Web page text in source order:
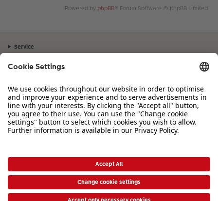
Powered by phpBB® Forum Software © phpBB Limited
Service
Sortiment
Inspiration
Bei Fragen zu Produkten oder der Bestellung können Sie uns gerne von
Montag bis Samstag von 8:00 – 20:00 Uhr und Sonntag von 10:00 –